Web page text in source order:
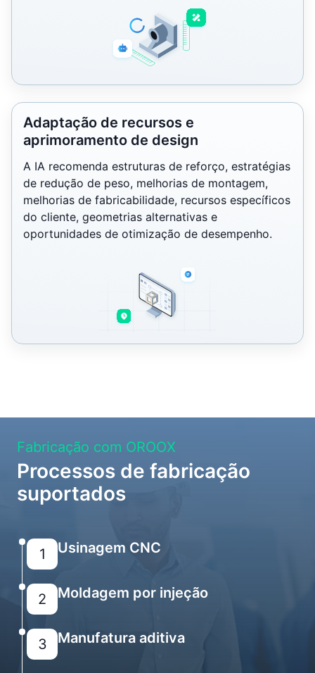
Adaptação de recursos e
aprimoramento de design
A IA recomenda estruturas de reforço, estratégias
de redução de peso, melhorias de montagem,
melhorias de fabricabilidade, recursos específicos
do cliente, geometrias alternativas e
oportunidades de otimização de desempenho.
1 Usinagem CNC
2 Moldagem por injeção
3 Manufatura aditiva
Fabricação com OROOX
Processos de fabricação
suportados